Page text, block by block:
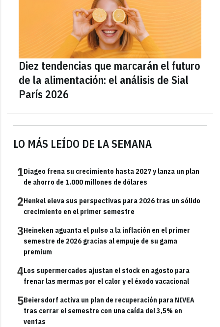
LO MÁS LEÍDO DE LA SEMANA
1Diageo frena su crecimiento hasta 2027 y lanza un plan
de ahorro de 1.000 millones de dólares
2Henkel eleva sus perspectivas para 2026 tras un sólido
crecimiento en el primer semestre
3Heineken aguanta el pulso a la inflación en el primer
semestre de 2026 gracias al empuje de su gama
premium
4Los supermercados ajustan el stock en agosto para
frenar las mermas por el calor y el éxodo vacacional
5Beiersdorf activa un plan de recuperación para NIVEA
tras cerrar el semestre con una caída del 3,5% en
ventas
Diez tendencias que marcarán el futuro
de la alimentación: el análisis de Sial
París 2026